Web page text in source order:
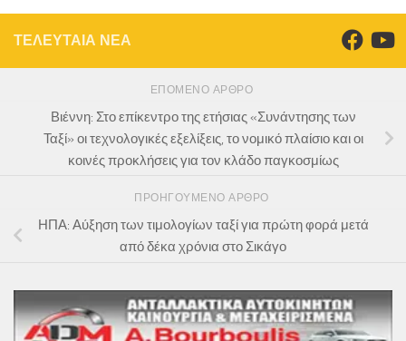
ΤΕΛΕΥΤΑΙΑ ΝΕΑ
ΕΠΌΜΕΝΟ ΆΡΘΡΟ
Βιέννη: Στο επίκεντρο της ετήσιας «Συνάντησης των
Ταξί» οι τεχνολογικές εξελίξεις, το νομικό πλαίσιο και οι
κοινές προκλήσεις για τον κλάδο παγκοσμίως
ΠΡΟΗΓΟΎΜΕΝΟ ΆΡΘΡΟ
ΗΠΑ: Αύξηση των τιμολογίων ταξί για πρώτη φορά μετά
από δέκα χρόνια στο Σικάγο